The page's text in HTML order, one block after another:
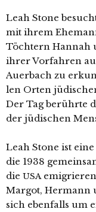
Leah Stone
mit ihrem
Töchtern Hannah
ihrer Vorfahren
Auerbach zu
len Orten
Der Tag berühr­te
der jüdi­schen
Leah Stone ist
die 1938
die USAemi­grie­ren
Margot, Hermann
sich eben­falls um